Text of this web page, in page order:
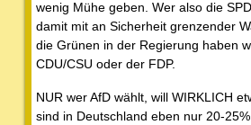
wenig Mühe geben. Wer also die
damit mit an Sicherheit grenzender
die Grünen in der Regierung haben
CDU/CSU oder der FDP.
NUR wer AfD wählt, will WIRKLICH
sind in Deutschland eben nur 20-